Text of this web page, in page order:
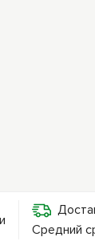
Средний